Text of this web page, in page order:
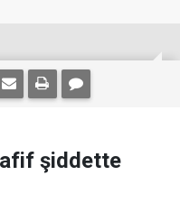
şiddette